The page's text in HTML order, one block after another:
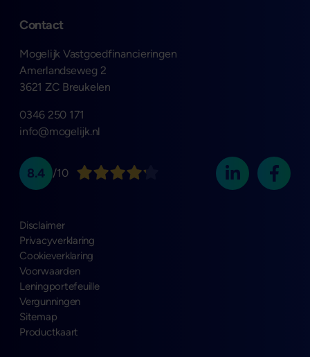
Contact
Mogelijk Vastgoedfinancieringen
Amerlandseweg 2
3621 ZC Breukelen
0346 250 171
info@mogelijk.nl
8.4 /10
Disclaimer
Privacyverklaring
Cookieverklaring
Voorwaarden
Leningportefeuille
Vergunningen
Sitemap
Productkaart